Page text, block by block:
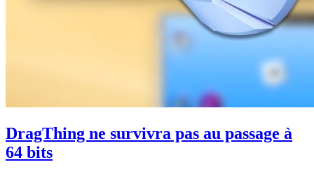
DragThing ne survivra pas au passage à
64 bits